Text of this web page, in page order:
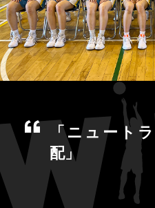
「ニュート
配」